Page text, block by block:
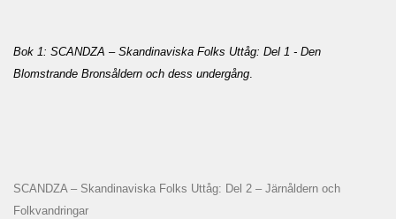
Bok 1: SCANDZA – Skandinaviska Folks Uttåg: Del 1 - Den
Blomstrande Bronsåldern och dess undergång.
SCANDZA – Skandinaviska Folks Uttåg: Del 2 – Järnåldern och
Folkvandringar